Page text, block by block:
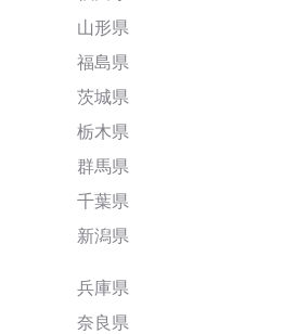
山形県
福島県
茨城県
栃木県
群馬県
千葉県
新潟県
兵庫県
奈良県